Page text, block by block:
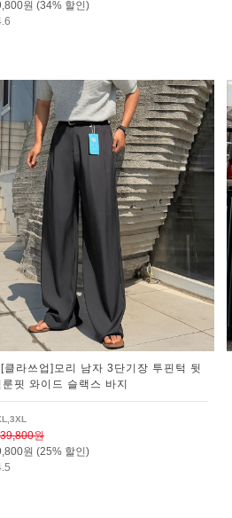
원 (34% 할인)
클라쓰업]모리 남자 3단기장 투핀턱 뒷
핏 와이드 슬랙스 바지
39,800원
원 (25% 할인)